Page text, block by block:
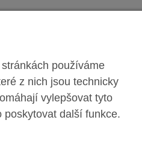
[Alt+1]Zur Hauptnavigation
používáme
z nich jsou technicky
vylepšovat tyto
poskytovat další funkce.